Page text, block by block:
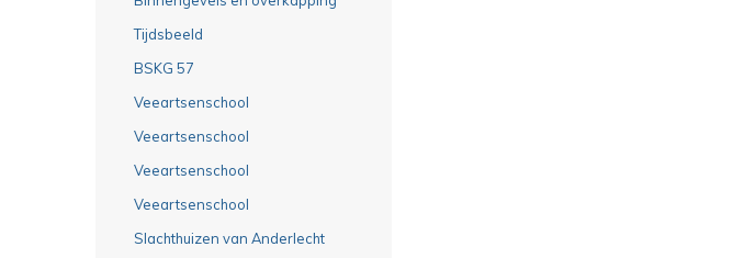
Tijdsbeeld
BSKG 57
Veeartsenschool
Veeartsenschool
Veeartsenschool
Veeartsenschool
Slachthuizen van Anderlecht